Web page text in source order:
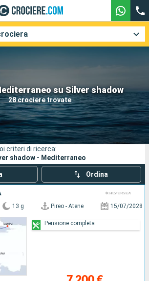
su Silver shadow
28 crociere trovate
Compagnie
Ricerca
criteri di ricerca:
shadow - Mediterraneo
Ordina
13 g Pireo - Atene 15/07/2028
Pensione completa